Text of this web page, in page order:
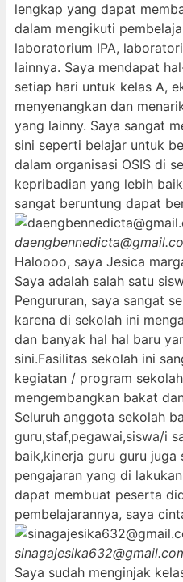
lengkap yang dapat
dalam mengikuti
laboratorium IPA,
lainnya. Saya mendapat
setiap hari untuk kelas A,
menyenangkan dan
yang lainny. Saya sangat
sini seperti belajar untuk
dalam organisasi OSIS di
kepribadian yang lebih
sangat beruntung dapat
Haloooo, saya Jesica
Saya adalah salah satu
Pengururan, saya sangat
karena di sekolah ini
dan banyak hal hal baru
sini.Fasilitas sekolah ini
kegiatan / program
mengembangkan bakat
Seluruh anggota sekolah
guru,staf,pegawai,siswa/i
baik,kinerja guru guru juga
pengajaran yang di
dapat membuat peserta
pembelajarannya, saya
Saya sudah menginjak